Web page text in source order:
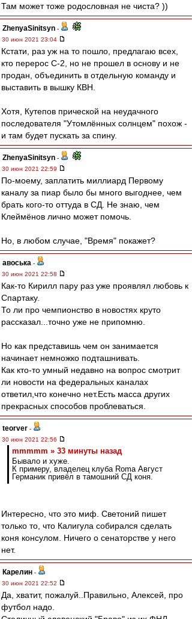
Там может тоже родословная не чиста? ))
ZhenyaSinitsyn -
30 июн 2021 23:04
Кстати, раз уж на то пошло, предлагаю всех,
кто перерос С-2, но не прошел в основу и не
продан, объединить в отдельную команду и
выставить в вышку КВН.
Хотя, Кутепов прической на неудачного
последователя "Утомлённых солнцем" похож -
и там будет пускать за спину.
ZhenyaSinitsyn -
30 июн 2021 22:59
По-моему, заплатить миллиард Первому
каналу за пиар было бы много выгоднее, чем
брать кого-то оттуда в СД. Не знаю, чем
Клеймёнов лично может помочь.
Но, в любом случае, "Время" покажет?
авоська -
30 июн 2021 22:58
Как-то Кирилл пару раз уже проявлял любовь к
Спартаку.
То ли про чемпионство в новостях круто
рассказал...точно уже не припомню.
Но как представишь чем он занимается
начинает немножко подташнивать.
Как кто-то умный недавно на вопрос смотрит
ли новости на федеральных каналах
ответил,что конечно нет.Есть масса других
прекрасных способов проблеваться.
teorver -
30 июн 2021 22:56
mmmmm » 33 минуты назад
Бывало и хуже.
К примеру, владелец клуба Roma Август
Германик привёл в тамошний СД коня.
Интересно, что это миф. Светоний пишет
только то, что Калигула собирался сделать
коня консулом. Ничего о сенаторстве у него
нет.
Карелин -
30 июн 2021 22:52
Да, хватит, пожалуй..Правильно, Алексей, про
футбол надо.